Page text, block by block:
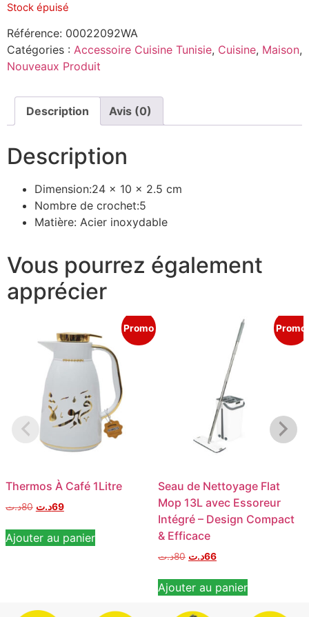
Stock épuisé
Référence: 00022092WA
Catégories : Accessoire Cuisine Tunisie, Cuisine, Maison,
Nouveaux Produit
Description Avis (0)
Description
Dimension:24 x 10 x 2.5 cm
Nombre de crochet:5
Matière: Acier inoxydable
Vous pourrez également
apprécier
Promo
Thermos À Café 1Litre
80د.ت 69د.ت
Ajouter au panier
Promo
Seau de Nettoyage Flat
Mop 13L avec Essoreur
Intégré – Design Compact
& Efficace
80د.ت 66د.ت
Ajouter au panier